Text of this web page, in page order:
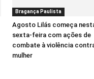
Bragança Paulista
Agosto Lilás começa
sexta-feira com ações de
combate à violência
mulher